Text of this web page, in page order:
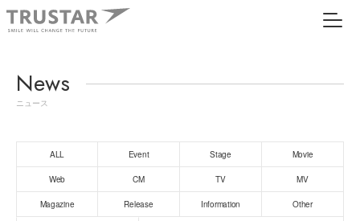
News
ニュース
ALL Event Stage Movie
Web CM TV MV
Magazine Release Information Other